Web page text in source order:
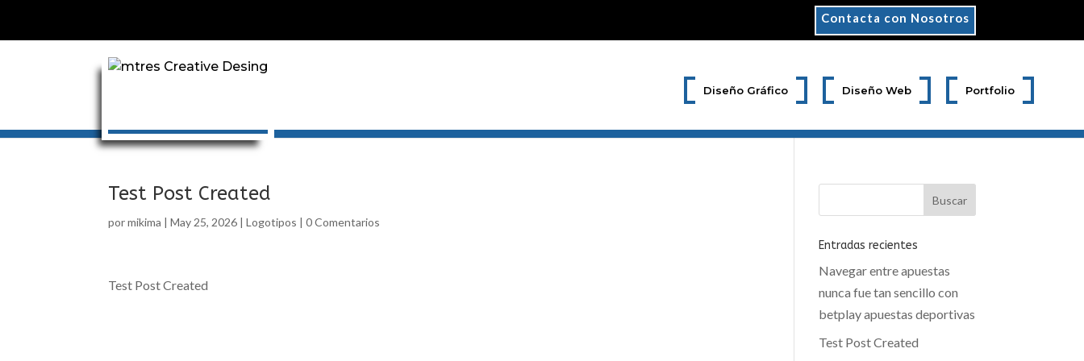
Contacta con Nosotros
Diseño Gráfico Diseño Web Portfolio
Test Post Created
pormikima |May 25, 2026 |Logotipos |0 Comentarios
Test Post Created
Entradas recientes
Navegar entre apuestas
nunca fue tan sencillo con
betplay apuestas deportivas
Test Post Created